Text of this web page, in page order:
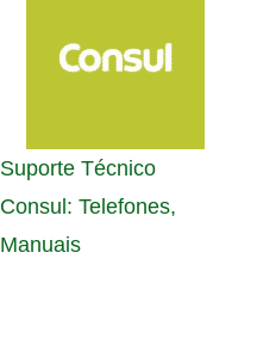
Suporte Técnico
Consul: Telefones,
Manuais